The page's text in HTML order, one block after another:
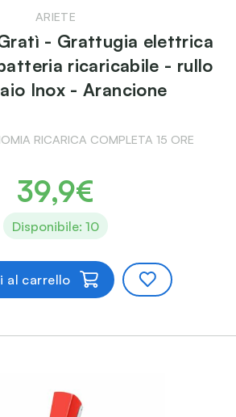
ARIETE
- Grattugia elettrica
ricaricabile - rullo
Inox - Arancione
RICARICA COMPLETA 15 ORE
39,9€
Disponibile: 10
al carrello